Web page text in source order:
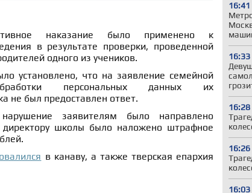
16:41
16:33
16:28
16:26
16:03
наказание было применено к
в результате проверки, проведенной
одного из учеников.
установлено, что на заявление семейной
персональных данных их
не был предоставлен ответ.
заявителям было направлено
директору школы было наложено штрафное
в канаву, а также тверская епархия